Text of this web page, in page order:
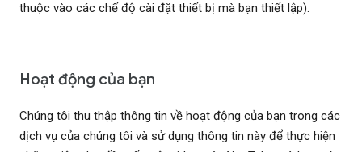
thuộc vào các chế độ cài đặt thiết bị mà bạn thiết lập).
Hoạt động của bạn
Chúng tôi thu thập thông tin về hoạt động của bạn trong các
dịch vụ của chúng tôi và sử dụng thông tin này để thực hiện